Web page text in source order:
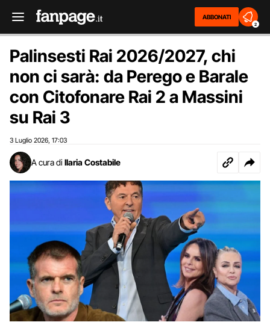
ABBONATI
2
Palinsesti Rai 2026/2027, chi
non ci sarà: da Perego e Barale
con Citofonare Rai 2 a Massini
su Rai 3
3 Luglio 2026 17:03
A cura di Ilaria Costabile